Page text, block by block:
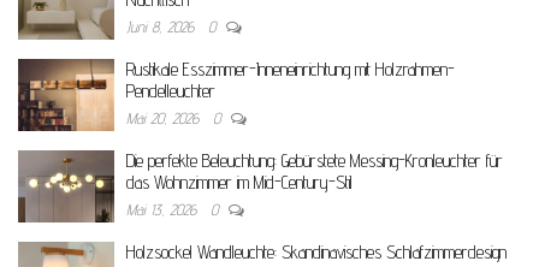
Juni 8, 2026 0
Rustikale Esszimmer-Inneneinrichtung mit Holzrahmen-
Pendelleuchter
Mai 20, 2026 0
Die perfekte Beleuchtung: Gebürstete Messing-Kronleuchter für
das Wohnzimmer im Mid-Century-Stil
Mai 13, 2026 0
Holzsockel Wandleuchte: Skandinavisches Schlafzimmerdesign